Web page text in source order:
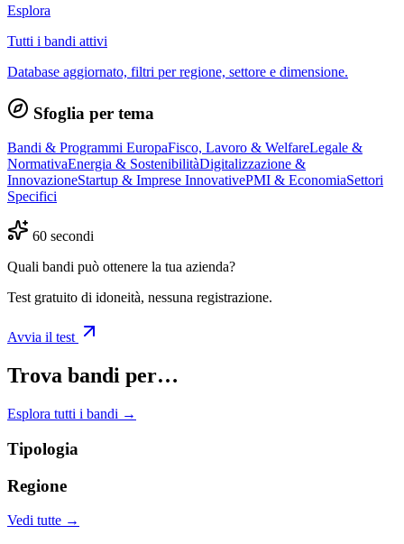
Esplora
Tutti i bandi attivi
Database aggiornato, filtri per regione, settore e dimensione.
Sfoglia per tema
Bandi & Programmi EuropaFisco, Lavoro & WelfareLegale &
NormativaEnergia & SostenibilitàDigitalizzazione &
InnovazioneStartup & Imprese InnovativePMI & EconomiaSettori
Specifici
60 secondi
Quali bandi può ottenere la tua azienda?
Test gratuito di idoneità, nessuna registrazione.
Avvia il test
Trova bandi per…
Esplora tutti i bandi →
Tipologia
Regione
Vedi tutte →